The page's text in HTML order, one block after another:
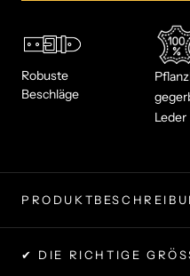
Robuste
Beschläge
Leder
✔ DIE RICHTIGE